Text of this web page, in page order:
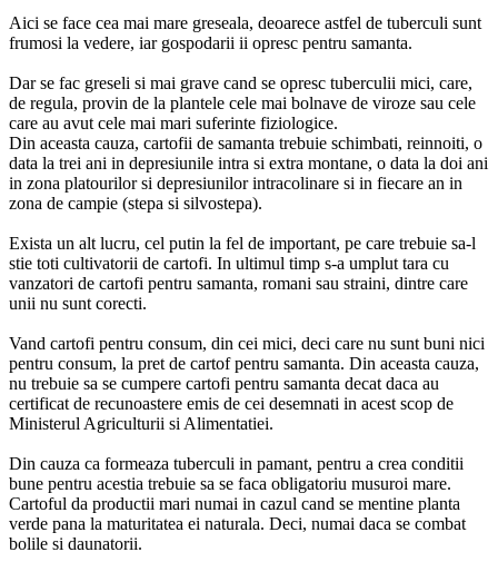
Aici se face cea mai mare greseala, deoarece astfel de tuberculi sunt
frumosi la vedere, iar gospodarii ii opresc pentru samanta.
Dar se fac greseli si mai grave cand se opresc tuberculii mici, care,
de regula, provin de la plantele cele mai bolnave de viroze sau cele
care au avut cele mai mari suferinte fiziologice.
Din aceasta cauza, cartofii de samanta trebuie schimbati, reinnoiti, o
data la trei ani in depresiunile intra si extra montane, o data la doi ani
in zona platourilor si depresiunilor intracolinare si in fiecare an in
zona de campie (stepa si silvostepa).
Exista un alt lucru, cel putin la fel de important, pe care trebuie sa-l
stie toti cultivatorii de cartofi. In ultimul timp s-a umplut tara cu
vanzatori de cartofi pentru samanta, romani sau straini, dintre care
unii nu sunt corecti.
Vand cartofi pentru consum, din cei mici, deci care nu sunt buni nici
pentru consum, la pret de cartof pentru samanta. Din aceasta cauza,
nu trebuie sa se cumpere cartofi pentru samanta decat daca au
certificat de recunoastere emis de cei desemnati in acest scop de
Ministerul Agriculturii si Alimentatiei.
Din cauza ca formeaza tuberculi in pamant, pentru a crea conditii
bune pentru acestia trebuie sa se faca obligatoriu musuroi mare.
Cartoful da productii mari numai in cazul cand se mentine planta
verde pana la maturitatea ei naturala. Deci, numai daca se combat
bolile si daunatorii.